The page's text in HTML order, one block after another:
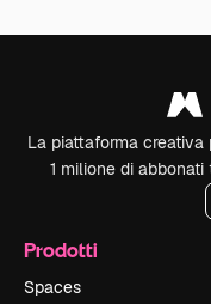
La piattaforma
1 milione di
Prodotti
Spaces